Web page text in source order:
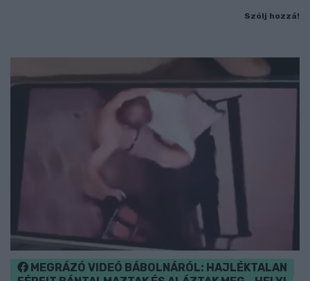
Szólj hozzá!
MEGRÁZÓ VIDEÓ BÁBOLNÁRÓL: HAJLÉKTALAN